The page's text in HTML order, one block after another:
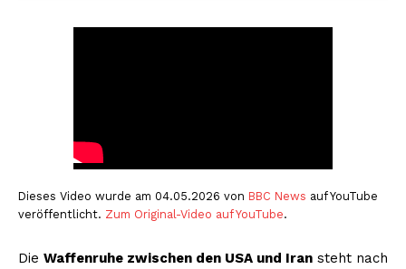
Dieses Video wurde am 04.05.2026 von BBC News auf YouTube
veröffentlicht. Zum Original-Video auf YouTube.
Die Waffenruhe zwischen den USA und Iran steht nach